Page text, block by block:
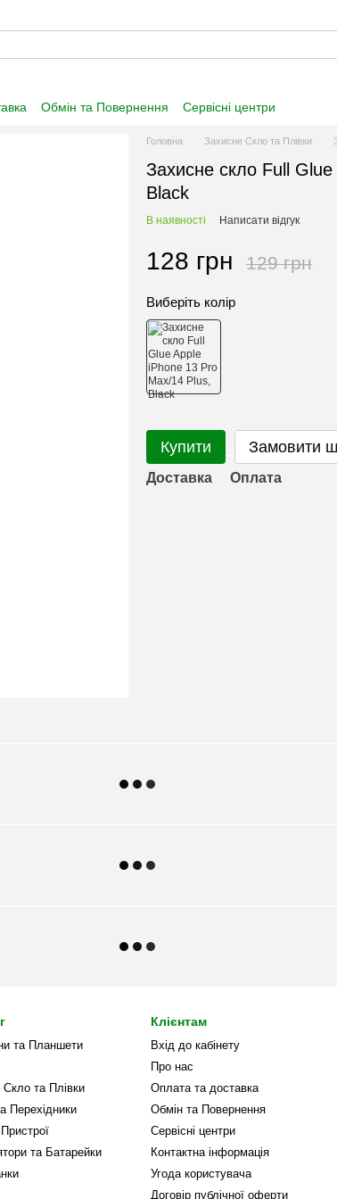
Обмін та Повернення
Сервісні центри
Головна Захисне Скло та Плівки
Захисне скло Full
Black
В наявності Написати відгук
128 грн 129 грн
Виберіть колір
Купити Замовити
Доставка Оплата
та Планшети
та Плівки
Перехідники
та Батарейки
Клієнтам
Вхід до кабінету
Про нас
Оплата та доставка
Обмін та Повернення
Сервісні центри
Контактна інформація
Угода користувача
Договір публічної оферти